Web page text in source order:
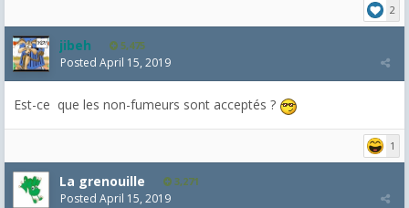
2
jibeh 5,475
Posted April 15, 2019
Est-ce que les non-fumeurs sont acceptés ?
1
La grenouille 3,271
Posted April 15, 2019